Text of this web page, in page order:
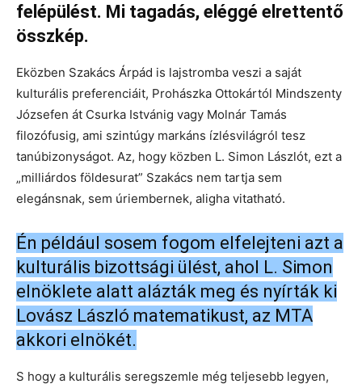
felépülést. Mi tagadás, eléggé elrettentő
összkép.
Eközben Szakács Árpád is lajstromba veszi a saját
kulturális preferenciáit, Prohászka Ottokártól Mindszenty
Józsefen át Csurka Istvánig vagy Molnár Tamás
filozófusig, ami szintúgy markáns ízlésvilágról tesz
tanúbizonyságot. Az, hogy közben L. Simon Lászlót, ezt a
„milliárdos földesurat” Szakács nem tartja sem
elegánsnak, sem úriembernek, aligha vitatható.
Én például sosem fogom elfelejteni azt a
kulturális bizottsági ülést, ahol L. Simon
elnöklete alatt alázták meg és nyírták ki
Lovász László matematikust, az MTA
akkori elnökét.
S hogy a kulturális seregszemle még teljesebb legyen,